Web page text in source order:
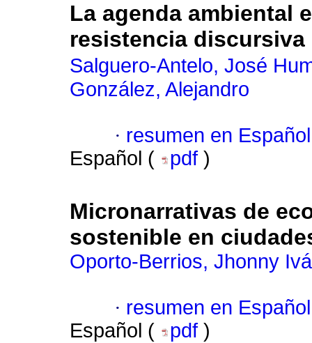
La agenda ambiental
resistencia discursiva
Salguero-Antelo, José
González, Alejandro
· resumen en Español
Español (
pdf )
Micronarrativas de
sostenible en
Oporto-Berrios, Jhonny
· resumen en Español
Español (
pdf )